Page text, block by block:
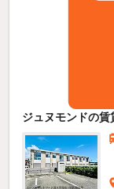
ジュヌモンドの賃